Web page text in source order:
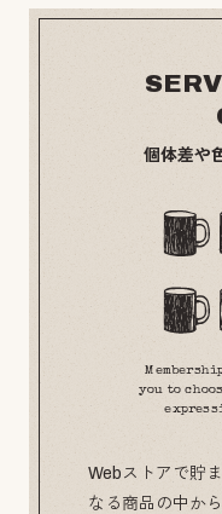
個体差や
you to
Webストアで貯
なる商品の中か